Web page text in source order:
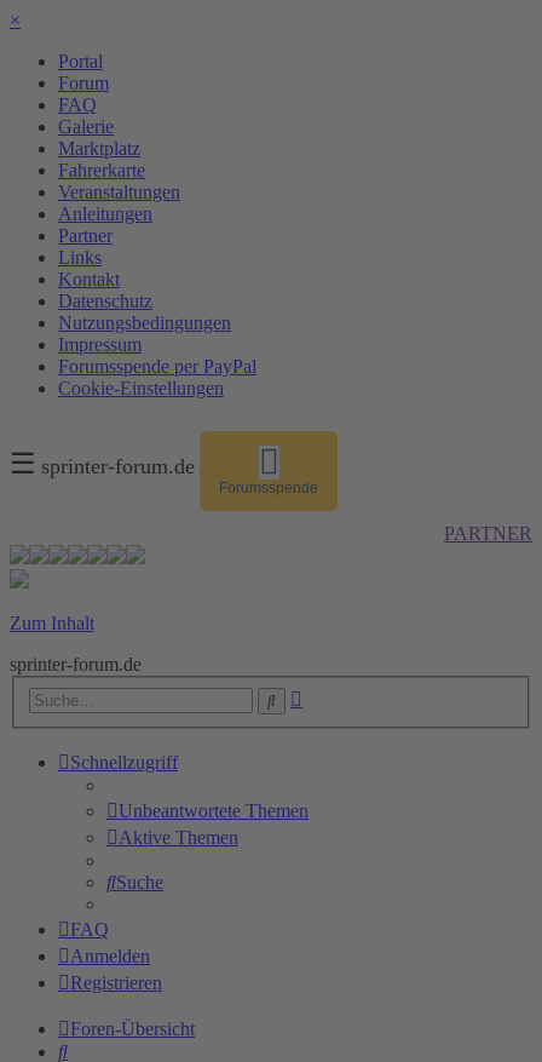
×
Portal
Forum
FAQ
Galerie
Marktplatz
Fahrerkarte
Veranstaltungen
Anleitungen
Partner
Links
Kontakt
Datenschutz
Nutzungsbedingungen
Impressum
Forumsspende per PayPal
Cookie-Einstellungen
☰ sprinter-forum.de
Forumsspende
PARTNER
Zum Inhalt
sprinter-forum.de
Suche
Schnellzugriff
Unbeantwortete Themen
Aktive Themen
Suche
FAQ
Anmelden
Registrieren
Foren-Übersicht
Suche